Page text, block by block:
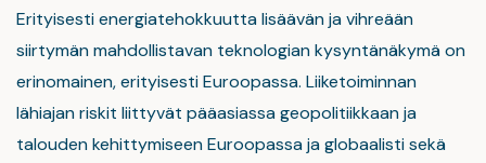
Erityisesti energiatehokkuutta lisäävän ja vihreään
siirtymän mahdollistavan teknologian kysyntänäkymä on
erinomainen, erityisesti Euroopassa. Liiketoiminnan
lähiajan riskit liittyvät pääasiassa geopolitiikkaan ja
talouden kehittymiseen Euroopassa ja globaalisti sekä